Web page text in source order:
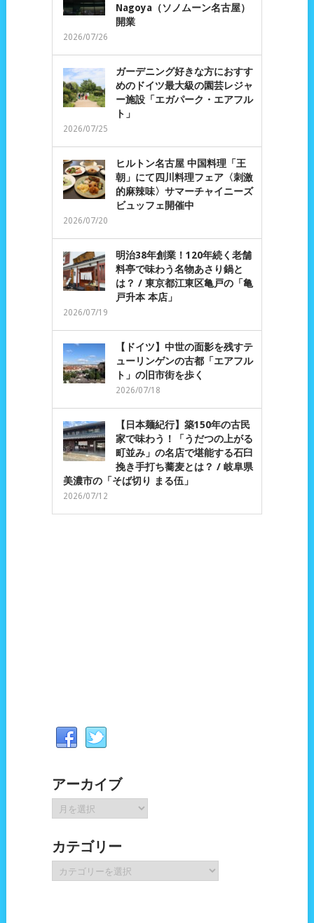
Nagoya（ソノムーン名古屋）
開業
2026/07/26
ガーデニング好きな方におすす
めのドイツ最大級の園芸レジャ
ー施設「エガパーク・エアフル
ト」
2026/07/25
ヒルトン名古屋 中国料理「王
朝」にて四川料理フェア〈刺激
的麻辣味〉サマーチャイニーズ
ビュッフェ開催中
2026/07/20
明治38年創業！120年続く老舗
料亭で味わう名物あさり鍋と
は？ / 東京都江東区亀戸の「亀
戸升本 本店」
2026/07/19
【ドイツ】中世の面影を残すテ
ューリンゲンの古都「エアフル
ト」の旧市街を歩く
2026/07/18
【日本麺紀行】築150年の古民
家で味わう！「うだつの上がる
町並み」の名店で堪能する石臼
挽き手打ち蕎麦とは？ / 岐阜県
美濃市の「そば切り まる伍」
2026/07/12
アーカイブ
ー
イ
ブ
カテゴリー
テ